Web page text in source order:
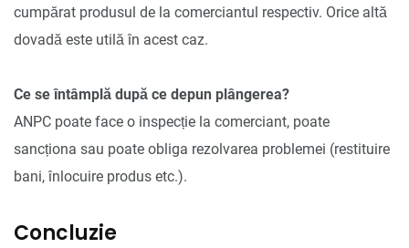
cumpărat produsul de la comerciantul respectiv. Orice altă
dovadă este utilă în acest caz.
Ce se întâmplă după ce depun plângerea?
ANPC poate face o inspecție la comerciant, poate
sancționa sau poate obliga rezolvarea problemei (restituire
bani, înlocuire produs etc.).
Concluzie